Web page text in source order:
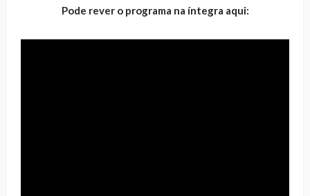
Pode rever o programa na íntegra aqui: